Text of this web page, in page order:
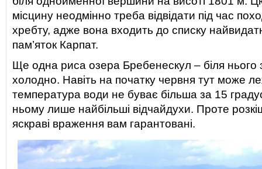
місцину неодмінно треба відвідати під час
хребту, адже вона входить до списку
пам’яток Карпат.
Ще одна риса озера Бребенескул – біля
холодно. Навіть на початку червня тут може
температура води не буває більша за 15
ньому лише найбільші відчайдухи. Проте
яскраві враження вам гарантовані.